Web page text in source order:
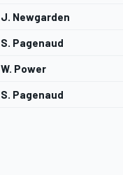
J. Newgarden
S. Pagenaud
W. Power
S. Pagenaud